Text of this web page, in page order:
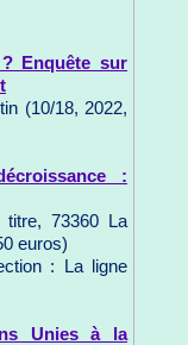
Enquête sur
(10/18, 2022,
:
titre, 73360 La
euros)
: La ligne
Unies à la